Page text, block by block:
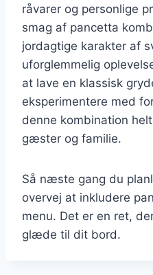
råvarer og personlige
smag af pancetta
jordagtige karakter af
uforglemmelig
at lave en klassisk
eksperimentere med
denne kombination
gæster og familie.
Så næste gang du
overvej at inkludere
menu. Det er en ret,
glæde til dit bord.